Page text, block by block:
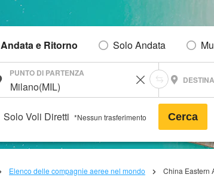
Andata e Ritorno Solo Andata
PUNTO DI PARTENZA
Solo Voli Diretti *Nessun trasferimento Cerca
Elenco delle compagnie aeree nel mondo China Eastern